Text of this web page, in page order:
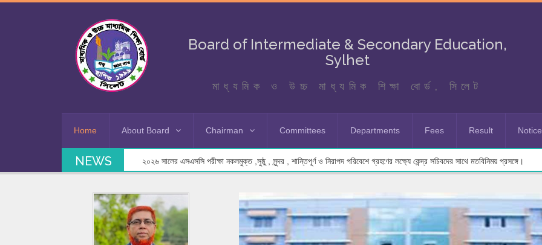
Board of Intermediate & Secondary Education,
Sylhet
মাধ্যমিক ও উচ্চ মাধ্যমিক শিক্ষা বোর্ড, সিলেট
Home About Board Chairman Committees Departments Fees Result
NEWS ২০২৬ সালের এসএসসি পরীক্ষা নকলমুক্ত ,সুষ্ঠু , সুন্দর , শান্তিপূর্ণ ও নিরাপদ পরিবেশে গ্রহণের লক্ষ্যে কেন্দ্র সচিবদের সাথে মতবিনিময় প্রসঙ্গে।